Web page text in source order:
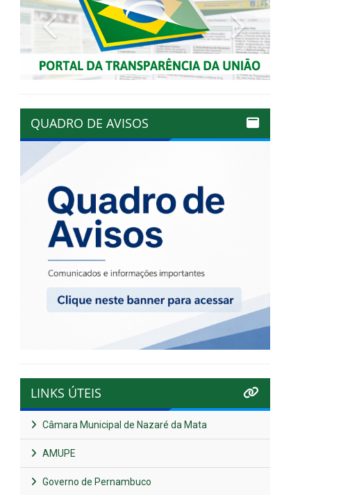
Previous Next
QUADRO DE AVISOS
LINKS ÚTEIS
Câmara Municipal de Nazaré da Mata
AMUPE
Governo de Pernambuco